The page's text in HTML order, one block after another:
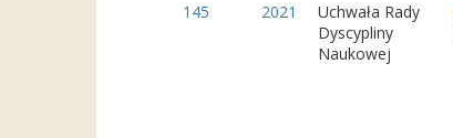
145 2021
Uchwała Rady
Dyscypliny
Naukowej